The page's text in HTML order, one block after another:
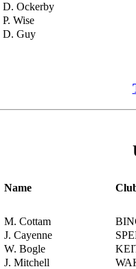
D. Ockerby
P. Wise
D. Guy
Name
M. Cottam
J. Cayenne
W. Bogle
J. Mitchell